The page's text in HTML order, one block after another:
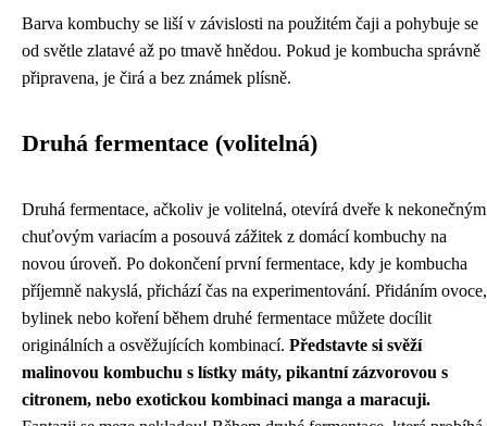
Barva kombuchy se liší v závislosti na použitém čaji a pohybuje se
od světle zlatavé až po tmavě hnědou. Pokud je kombucha správně
připravena, je čirá a bez známek plísně.
Druhá fermentace (volitelná)
Druhá fermentace, ačkoliv je volitelná, otevírá dveře k nekonečným
chuťovým variacím a posouvá zážitek z domácí kombuchy na
novou úroveň. Po dokončení první fermentace, kdy je kombucha
příjemně nakyslá, přichází čas na experimentování. Přidáním ovoce,
bylinek nebo koření během druhé fermentace můžete docílit
originálních a osvěžujících kombinací. Představte si svěží
malinovou kombuchu s lístky máty, pikantní zázvorovou s
citronem, nebo exotickou kombinaci manga a maracuji.